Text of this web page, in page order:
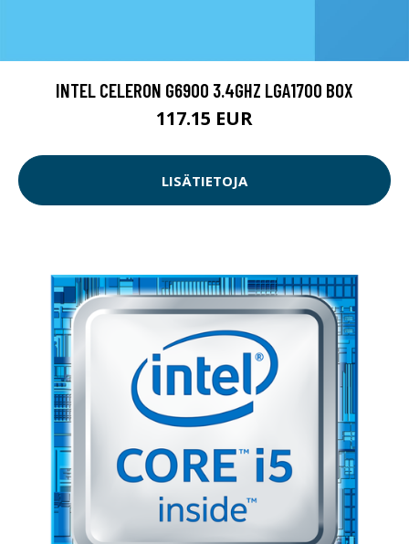
INTEL CELERON G6900 3.4GHZ LGA1700 BOX
117.15 EUR
LISÄTIETOJA